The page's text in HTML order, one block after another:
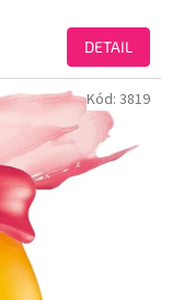
DETAIL
Kód: 3819